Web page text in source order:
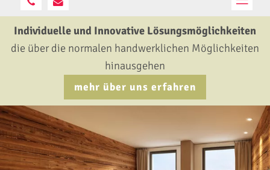
Individuelle und Innovative Lösungsmöglichkeiten
die über die normalen handwerklichen Möglichkeiten
hinausgehen
mehr über uns erfahren